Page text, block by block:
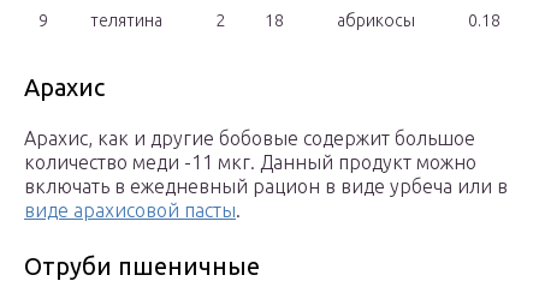
9 телятина 2 18 абрикосы 0.18
Арахис
Арахис, как и другие бобовые содержит большое
количество меди -11 мкг. Данный продукт можно
включать в ежедневный рацион в виде урбеча или в
виде арахисовой пасты.
Отруби пшеничные